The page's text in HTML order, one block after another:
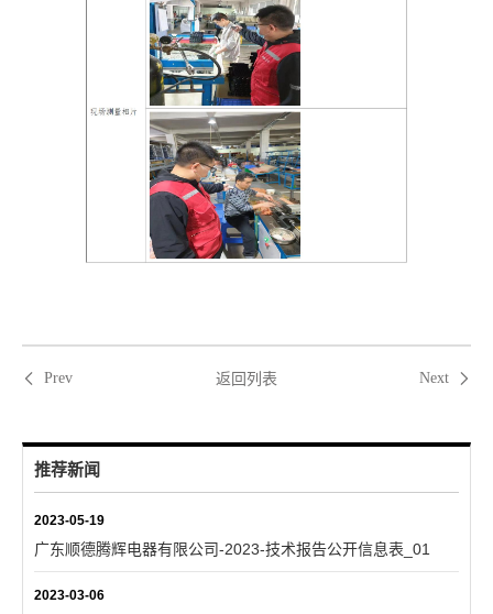
Prev 返回列表 Next
推荐新闻
2023-05-19
广东顺德腾辉电器有限公司-2023-技术报告公开信息表_01
2023-03-06